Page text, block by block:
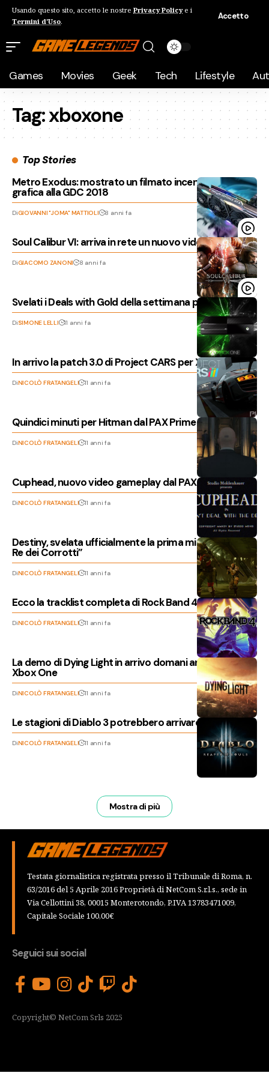
Usando questo sito, accetto le nostre Privacy Policye i
Termini d'Uso.
Accetto
Games Movies Geek Tech Lifestyle
Tag:xboxone
Top Stories
Metro Exodus: mostrato un filmato incentrato sulla
grafica alla GDC 2018
DiGIOVANNI "JOMA" MATTIOLI 8 anni fa
Soul Calibur VI: arriva in rete un nuovo video gameplay!
DiGIACOMO ZANONI 8 anni fa
Svelati i Deals with Gold della settimana per Xbox
DiSIMONE LELLI 11 anni fa
In arrivo la patch 3.0 di Project CARS per Xbox One
DiNICOLÒ FRATANGELI 11 anni fa
Quindici minuti per Hitman dal PAX Prime
DiNICOLÒ FRATANGELI 11 anni fa
Cuphead, nuovo video gameplay dal PAX Prime
DiNICOLÒ FRATANGELI 11 anni fa
Destiny, svelata ufficialmente la prima missione de “Il
Re dei Corrotti”
DiNICOLÒ FRATANGELI 11 anni fa
Ecco la tracklist completa di Rock Band 4
DiNICOLÒ FRATANGELI 11 anni fa
La demo di Dying Light in arrivo domani anche su PC e
Xbox One
DiNICOLÒ FRATANGELI 11 anni fa
Le stagioni di Diablo 3 potrebbero arrivare su console
DiNICOLÒ FRATANGELI 11 anni fa
Mostra di più
Testata giornalistica registrata presso il Tribunale di Roma, n.
63/2016 del 5 Aprile 2016 Proprietà di NetCom S.r.l.s., sede in
Via Cellottini 38, 00015 Monterotondo, P.IVA 13783471009,
Capitale Sociale 100,00€
Seguici sui social
Copyright© NetCom Srls 2025